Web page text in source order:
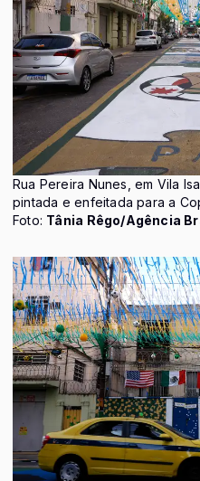
Rua Pereira Nunes, em Vila
pintada e enfeitada para a
Foto: Tânia Rêgo/Agência